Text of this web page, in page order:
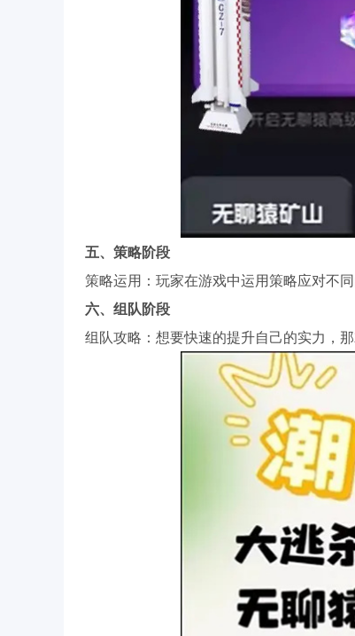
五、策略阶段
策略运用：玩家在游戏中运用策略应对不
六、组队阶段
组队攻略：想要快速的提升自己的实力，